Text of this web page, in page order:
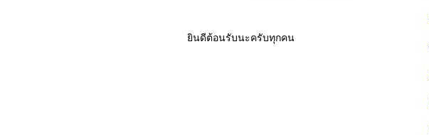
ินดีต้อนรับนะครับทุกคน